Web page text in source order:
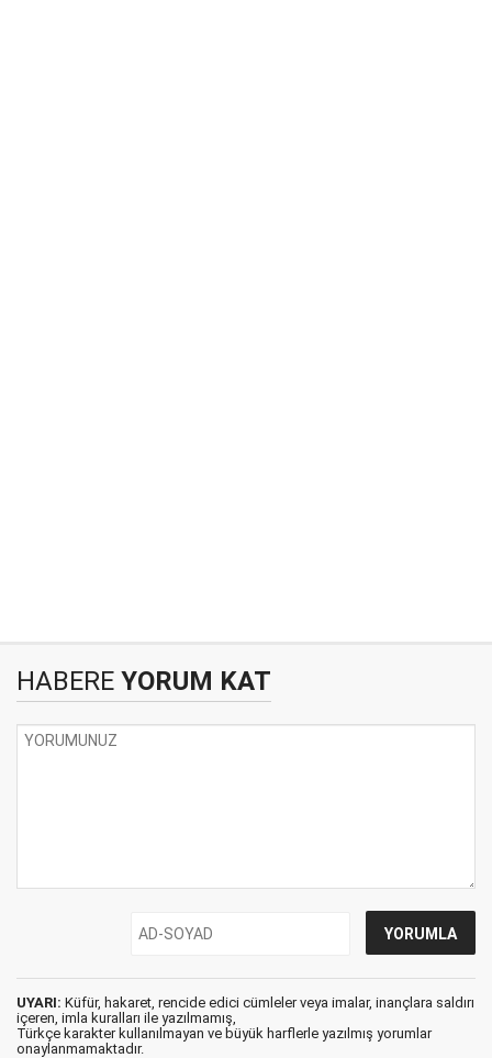
HABERE YORUM KAT
UYARI: Küfür, hakaret, rencide edici cümleler veya imalar, inançlara saldırı
içeren, imla kuralları ile yazılmamış,
Türkçe karakter kullanılmayan ve büyük harflerle yazılmış yorumlar
onaylanmamaktadır.